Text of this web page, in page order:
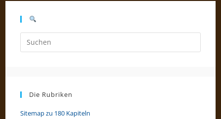
Die Rubriken
Sitemap zu 180 Kapiteln